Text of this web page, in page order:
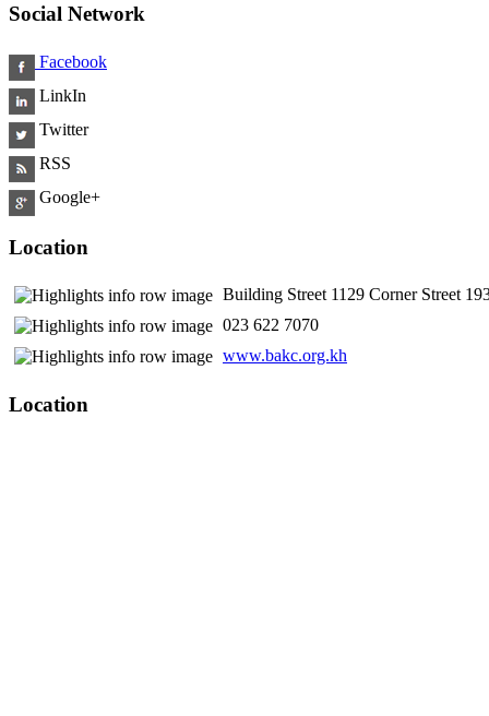
Social Network
Facebook
LinkIn
Twitter
RSS
Google+
Location
Building Street 1129 Corner Street
​ 023 622 7070
www.bakc.org.kh
Location